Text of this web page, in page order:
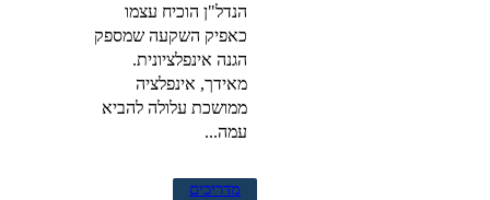
הנדל"ן הוכיח עצמו
כאפיק השקעה שמספק
הגנה אינפלציונית.
מאידך, אינפלציה
ממושכת עלולה להביא
עמה...
מדריכים